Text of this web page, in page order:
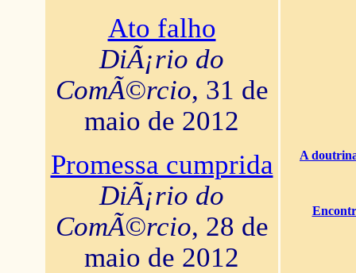
Ato falho
DiÃ¡rio do
ComÃ©rcio, 31 de
maio de 2012
Promessa cumprida
DiÃ¡rio do
ComÃ©rcio, 28 de
maio de 2012
A